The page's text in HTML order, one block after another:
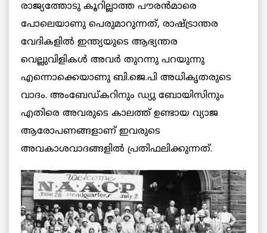
രാജ്യത്തോടു കൂറില്ലാത്ത പൗരന്‍മാരെ
പോലെയാണു പെരുമാറുന്നത്, രാഷ്ട്രാന്തര
വേദികളില്‍ ഇന്ത്യയുടെ ആഭ്യന്തര
വെല്ലുവിളികള്‍ അവര്‍ തുറന്നു പറയുന്നു
എന്നൊക്കെയാണു ബി.ജെ.പി അധികൃതരുടെ
വാദം. അംബേഡ്കറിനും ഡ്യു ബോയിസിനും
എതിരെ അവരുടെ കാലത്ത് ഉണ്ടായ വ്യാജ
ആരോപണങ്ങളാണ് ഇവരുടെ
അവകാശവാദങ്ങളില്‍ പ്രതിഫലിക്കുന്നത്.